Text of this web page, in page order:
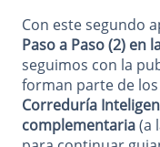
Con este segundo
Paso a Paso (2) en
seguimos con la
forman parte de
Correduría
complementaria(a